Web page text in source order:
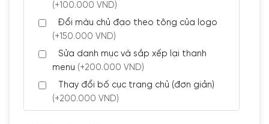
(+100.000 VND)
Đổi màu chủ đạo theo tông của logo
(+150.000 VND)
Sửa danh mục và sắp xếp lại thanh
menu (+200.000 VND)
Thay đổi bố cục trang chủ (đơn giản)
(+200.000 VND)